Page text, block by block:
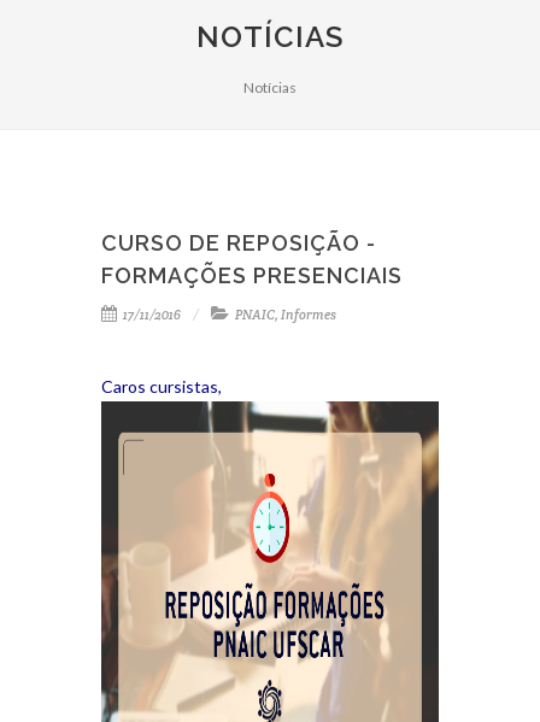
NOTÍCIAS
Notícias
CURSO DE REPOSIÇÃO -
FORMAÇÕES PRESENCIAIS
17/11/2016 PNAIC, Informes
Caros cursistas,